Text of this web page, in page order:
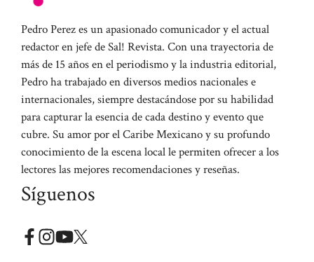
Pedro Perez es un apasionado comunicador y el actual
redactor en jefe de Sal! Revista. Con una trayectoria de
más de 15 años en el periodismo y la industria editorial,
Pedro ha trabajado en diversos medios nacionales e
internacionales, siempre destacándose por su habilidad
para capturar la esencia de cada destino y evento que
cubre. Su amor por el Caribe Mexicano y su profundo
conocimiento de la escena local le permiten ofrecer a los
lectores las mejores recomendaciones y reseñas.
Síguenos